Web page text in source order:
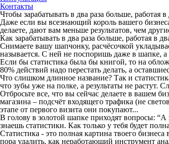
Контакты
Чтобы зарабатывать в два раза больше,
Даже если вы всезнающий король вашего
делаете, дают вам меньше результатов, чем
Как зарабатывать в два раза больше, работая в
Снимаете вашу шапчонку, расчёсочкой
называется. С ней не поспоришь даже в шапке, а
Если бы статистика была бы книгой, то на
80% действий надо перестать делать, а
Что слишком длинное название? Так и
что зубы уже на полке, а результаты не растут.
Отбросьте все, что вы сейчас делаете в вашем
магазина – подсчёт входящего трафика (не
этапе от первого визита они покупают...
В голову в золотой шапке приходят вопросы:
знаешь статистики. Как только у тебя будет
Статистика - это полная картина твоего
пора удалить, как неработающий инструмент